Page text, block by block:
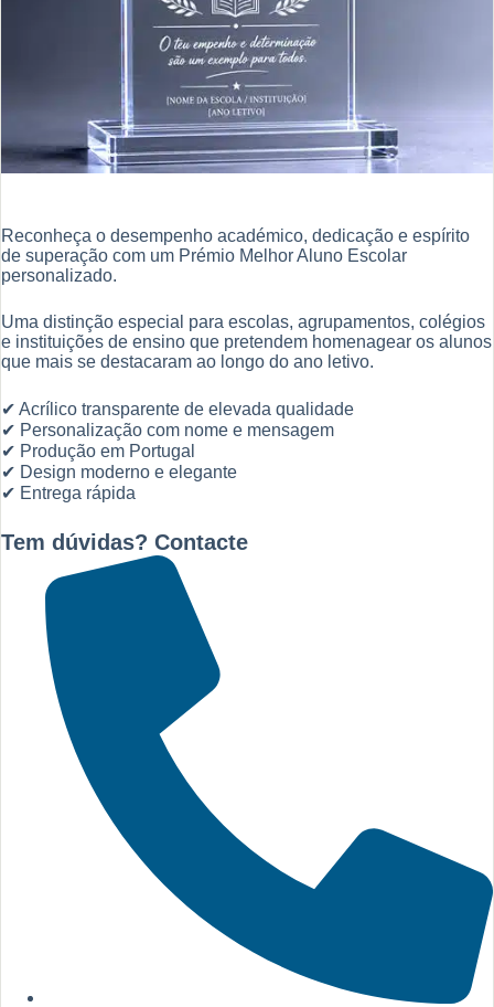
Reconheça o desempenho académico, dedicação e espírito
de superação com um Prémio Melhor Aluno Escolar
personalizado.
Uma distinção especial para escolas, agrupamentos, colégios
e instituições de ensino que pretendem homenagear os alunos
que mais se destacaram ao longo do ano letivo.
✔ Acrílico transparente de elevada qualidade
✔ Personalização com nome e mensagem
✔ Produção em Portugal
✔ Design moderno e elegante
✔ Entrega rápida
Tem dúvidas? Contacte